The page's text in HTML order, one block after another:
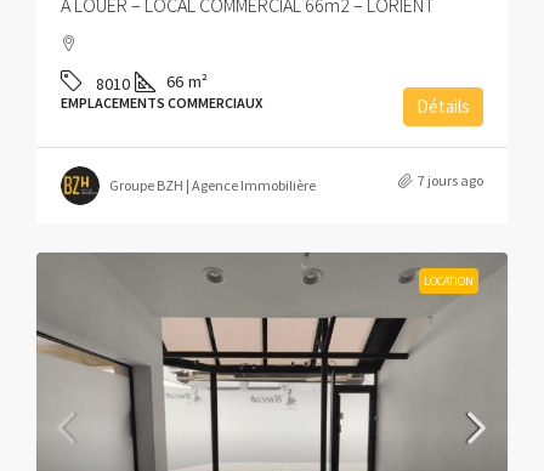
8010 66 m²
EMPLACEMENTS COMMERCIAUX Détails
Groupe BZH | Agence Immobilière 7 jours ago
LOCATION